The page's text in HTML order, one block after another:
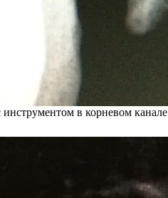
в корневом канале